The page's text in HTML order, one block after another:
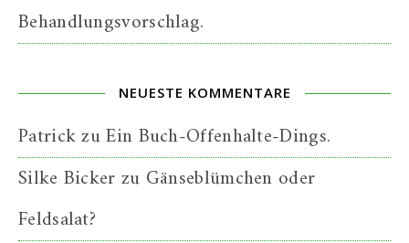
Behandlungsvorschlag.
NEUESTE KOMMENTARE
PatrickzuEin Buch-Offenhalte-Dings.
Silke Bickerzu Gänseblümchen oder
Feldsalat?